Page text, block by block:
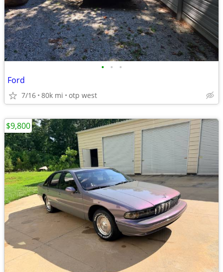
• • •
Ford
7/16 80k mi otp west
$9,800